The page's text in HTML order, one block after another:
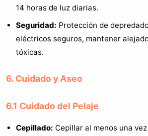
14 horas de luz diarias.
Seguridad: Protección de
eléctricos seguros, mantener
tóxicas.
6. Cuidado y Aseo
6.1 Cuidado del Pelaje
Cepillado: Cepillar al menos una